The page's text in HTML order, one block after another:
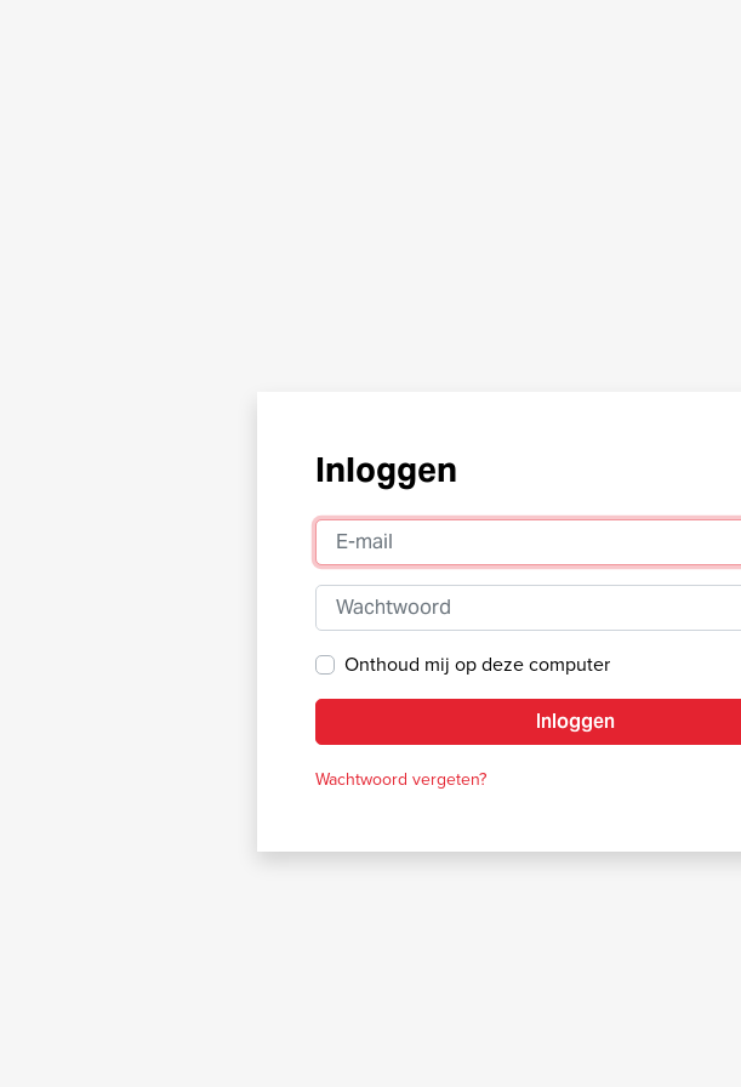
Inloggen
E-mail
Wachtwoord
Onthoud mij op deze computer
Inloggen
Wachtwoord vergeten?